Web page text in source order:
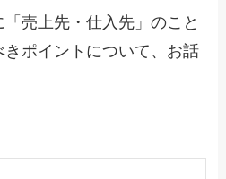
売上先・仕入先」のこと
ポイントについて、お話